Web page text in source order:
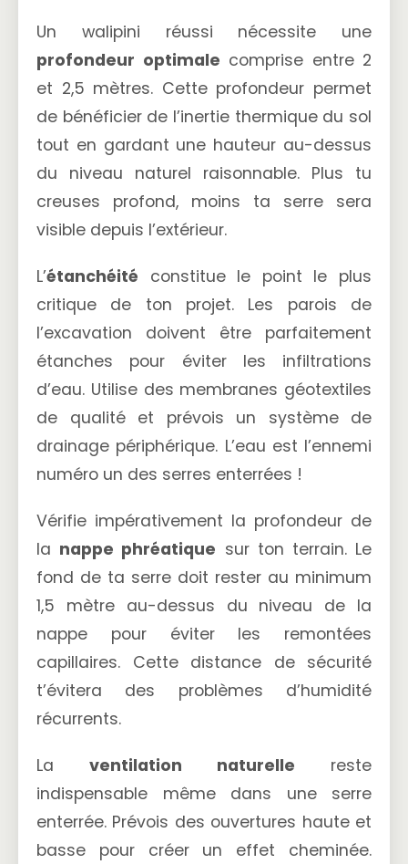
Un walipini réussi nécessite une
profondeur optimale comprise entre 2
et 2,5 mètres. Cette profondeur permet
de bénéficier de l’inertie thermique du sol
tout en gardant une hauteur au-dessus
du niveau naturel raisonnable. Plus tu
creuses profond, moins ta serre sera
visible depuis l’extérieur.
L’étanchéité constitue le point le plus
critique de ton projet. Les parois de
l’excavation doivent être parfaitement
étanches pour éviter les infiltrations
d’eau. Utilise des membranes géotextiles
de qualité et prévois un système de
drainage périphérique. L’eau est l’ennemi
numéro un des serres enterrées !
Vérifie impérativement la profondeur de
la nappe phréatique sur ton terrain. Le
fond de ta serre doit rester au minimum
1,5 mètre au-dessus du niveau de la
nappe pour éviter les remontées
capillaires. Cette distance de sécurité
t’évitera des problèmes d’humidité
récurrents.
La ventilation naturelle reste
indispensable même dans une serre
enterrée. Prévois des ouvertures haute et
basse pour créer un effet cheminée.